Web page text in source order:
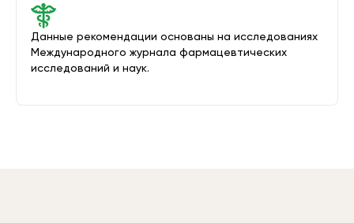
Данные рекомендации основаны на исследованиях
Международного журнала фармацевтических
исследований и наук.